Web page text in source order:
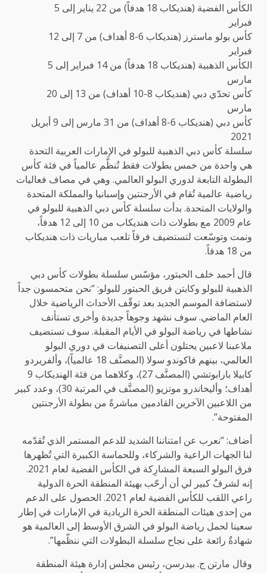
الكأس الفضية (هنديكاب 18 هدفاً) من 22 يناير إلى 5
فبراير
كأس بولو ماسترز (هنديكاب 6-8 أهداف) من 7 إلى 12
فبراير
الكأس الذهبية (هنديكاب 18 هدفاً) من 14 فبراير إلى 5
مارس
كأس تحدّي دبي (هنديكاب 8-10 أهداف) من 13 إلى 20
مارس
كأس دبي (هنديكاب 6-8 أهداف) من 31 مارس إلى 9 أبريل
2021
سلسلة كأس دبي الذهبية للبولو في الإمارات العربية التحدة
هي واحدة من خمس بطولات فقط تُنظَّم عالمياً في فئة كأس
البطولة التابعة لدوري البولو العالمي. وهي في مصاف فعاليات
رياضية عالمية تُقام في الأرجنتين وإسبانيا والمملكة المتحدة
والولايات المتحدة. بدأت سلسلة كأس دبي الذهبية للبولو في
عام 2009 مع بطولات ذات هنديكاب من 10 إلى 12 هدفاً،
ونمت وتوسّعت لتستضيف فرقاً تلعب مباريات ذات هنديكاب
من 18 هدفاً.
قال أحمد خلف الحبتور، مؤسّس سلسلة بطولات كأس دبي
الذهبية للبولو وكابتن فريق الحبتور للبولو: “نحن متحمسون جداً
لاستضافة الموسم الجديد بعد توقّف الأحداث الرياضية خلال
العام الماضي. سوف نشهد وجوهاً جديدة وأخرى تستأنف
نشاطها في رياضة البولو في الأيام المقبلة. سوف تستضيف
ملاعبنا لاعبين يحتلون أعلى التصنيفات في دوري البولو
العالمي، بينهم فاكوندو سولا (المصنَّف 18 عالمياً)، وألفريردو
كابيلا بارابوتشي (المصنَّف 27)، وكلاهما من فئة الهنديكاب 9
أهداف؛ وأليخاندرو موتزيو (المصنَّف في المرتبة 30)، وعدد كبير
من اللاعبين الآخرين القادمين مباشرةً من بطولة الأرجنتين
المفتوحة”.
أضاف: “نعرب عن امتناننا الشديد للدعم المستمر الذي تُقدّمه
لنا الجهات الراعية والشركاء، وللحماسة الكبيرة التي تُظهرها
فرق البولو السبعة المشارِكة في الكأس الفضية لعام 2021.
إنه لشرفٌ كبير لي أن أرحّب بهيئة المنطقة الحرة الدولية
راعي اللقب للكأس الفضية لعام 2021. الحصول على الدعم
من إحدى هيئات المنطقة الحرة الريادية في الإمارات في إطار
سعينا لحمل رياضة البولو في الشرق الأوسط إلى العالمية هو
شهادةٌ رائعة على نجاح سلسلة البطولات التي ننظّمها”.
وقال مارتن ج. بيدرسن، رئيس مجلس إدارة هيئة المنطقة